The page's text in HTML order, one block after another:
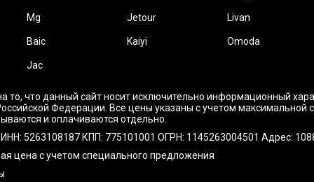
Mg Jetour Livan
Baic Kaiyi Omoda
Jac
что данный сайт носит исключительно информационный
Федерации. Все цены указаны с учетом
и оплачиваются отдельно.
5263108187 КПП: 775101001 ОГРН: 1145263004501 Адрес:
цена с учетом специального предложения